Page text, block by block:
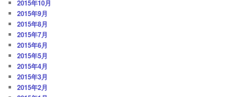
2015年10月
2015年9月
2015年8月
2015年7月
2015年6月
2015年5月
2015年4月
2015年3月
2015年2月